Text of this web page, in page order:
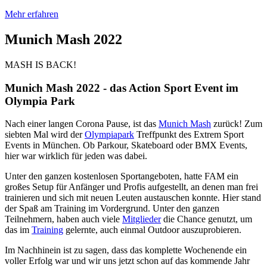
Mehr erfahren
Munich Mash 2022
MASH IS BACK!
Munich Mash 2022 - das Action Sport Event im
Olympia Park
Nach einer langen Corona Pause, ist das Munich Mash zurück! Zum
siebten Mal wird derOlympiapark Treffpunkt des Extrem Sport
Events in München. Ob Parkour, Skateboard oder BMX Events,
hier war wirklich für jeden was dabei.
Unter den ganzen kostenlosen Sportangeboten, hatte FAM ein
großes Setup für Anfänger und Profis aufgestellt, an denen man frei
trainieren und sich mit neuen Leuten austauschen konnte. Hier stand
der Spaß am Training im Vordergrund. Unter den ganzen
Teilnehmern, haben auch viele Mitgliederdie Chance genutzt, um
das im Training gelernte, auch einmal Outdoor auszuprobieren.
Im Nachhinein ist zu sagen, dass das komplette Wochenende ein
voller Erfolg war und wir uns jetzt schon auf das kommende Jahr